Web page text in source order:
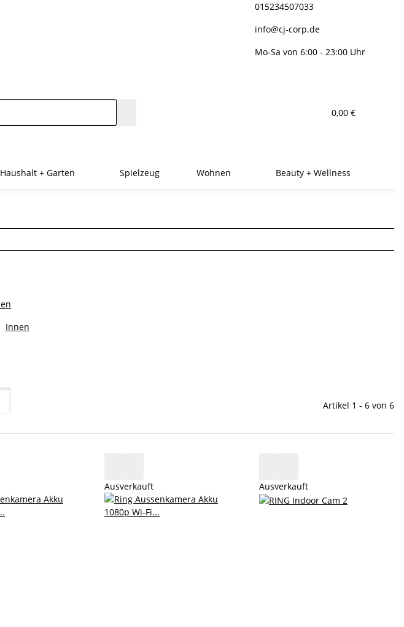
015234507033
info@cj-corp.de
Mo-Sa von 6:00 - 23:00 Uhr
0,00 €
Haushalt + Garten Spielzeug Wohnen Beauty + Wellness
Innen
Artikel 1 - 6 von 6
Ausverkauft Ausverkauft